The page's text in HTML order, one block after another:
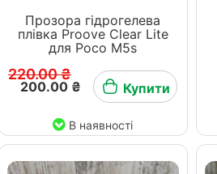
Прозора гідрогелева
плівка Proove Clear Lite
для Poco M5s
220.00 ₴
200.00 ₴ Купити
В наявності